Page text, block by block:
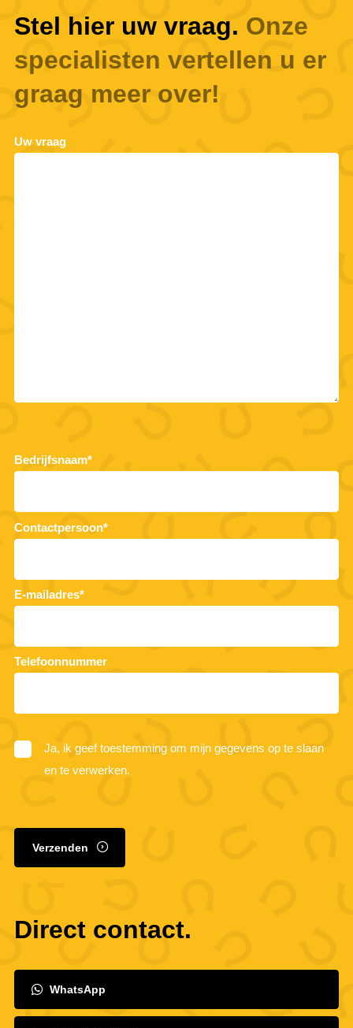
Stel hier uw vraag. Onze
specialisten vertellen u er
graag meer over!
Uw vraag
Bedrijfsnaam*
Contactpersoon*
E-mailadres*
Telefoonnummer
Ja, ik geef toestemming om mijn gegevens op te slaan
en te verwerken.
Verzenden
Direct contact.
WhatsApp